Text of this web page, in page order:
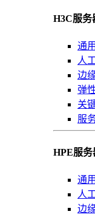
H3C服务
通
人
边
弹
关
服
HPE服务
通
人
边